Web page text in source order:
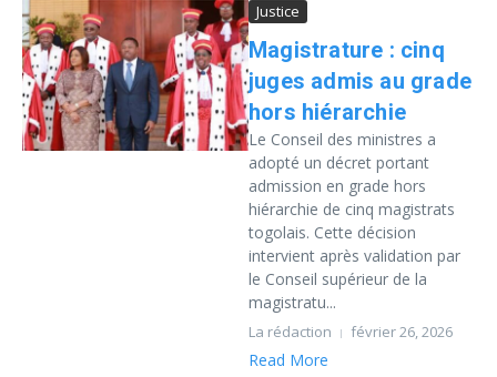
Justice
Magistrature : cinq
juges admis au grade
hors hiérarchie
Le Conseil des ministres a
adopté un décret portant
admission en grade hors
hiérarchie de cinq magistrats
togolais. Cette décision
intervient après validation par
le Conseil supérieur de la
magistratu...
La rédaction février 26, 2026
Read More